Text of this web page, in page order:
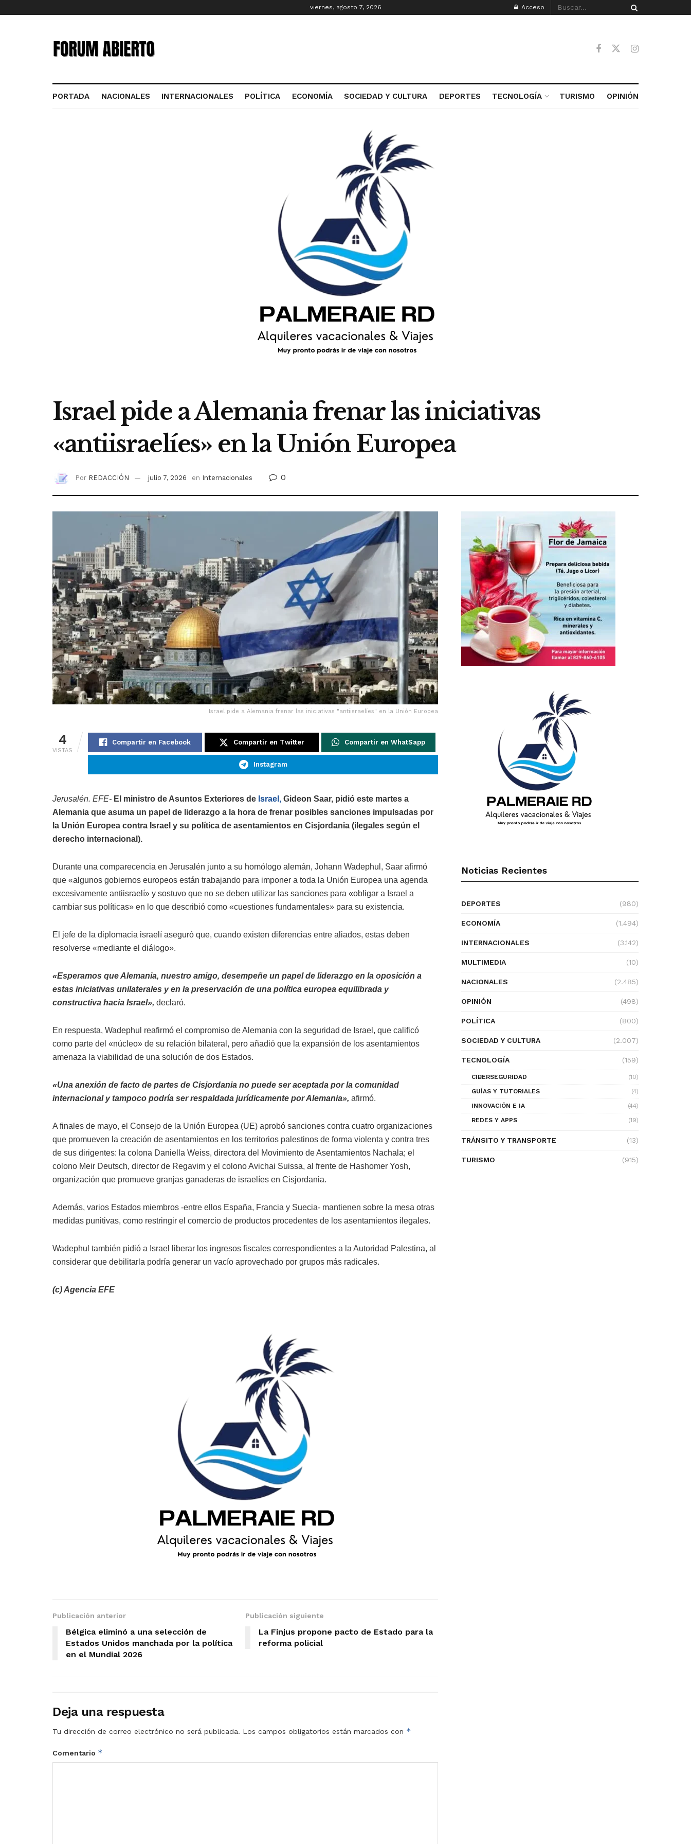
viernes, agosto 7, 2026 Acceso
PORTADA NACIONALES INTERNACIONALES POLÍTICA ECONOMÍA SOCIEDAD Y CULTURA DEPORTES TECNOLOGÍA TURISMO OPINIÓN
Israel pide a Alemania frenar las iniciativas
«antiisraelíes» en la Unión Europea
Por REDACCIÓN julio 7, 2026 en Internacionales 0
Israel pide a Alemania frenar las iniciativas "antiisraelíes" en la Unión Europea
4
VISTAS
Compartir en Facebook Compartir en Twitter Compartir en WhatSapp
Instagram
Jerusalén. EFE- El ministro de Asuntos Exteriores de Israel, Gideon Saar, pidió este martes a
Alemania que asuma un papel de liderazgo a la hora de frenar posibles sanciones impulsadas por
la Unión Europea contra Israel y su política de asentamientos en Cisjordania (ilegales según el
derecho internacional).
Durante una comparecencia en Jerusalén junto a su homólogo alemán, Johann Wadephul, Saar afirmó
que «algunos gobiernos europeos están trabajando para imponer a toda la Unión Europea una agenda
excesivamente antiisraelí» y sostuvo que no se deben utilizar las sanciones para «obligar a Israel a
cambiar sus políticas» en lo que describió como «cuestiones fundamentales» para su existencia.
El jefe de la diplomacia israelí aseguró que, cuando existen diferencias entre aliados, estas deben
resolverse «mediante el diálogo».
«Esperamos que Alemania, nuestro amigo, desempeñe un papel de liderazgo en la oposición a
estas iniciativas unilaterales y en la preservación de una política europea equilibrada y
constructiva hacia Israel», declaró.
En respuesta, Wadephul reafirmó el compromiso de Alemania con la seguridad de Israel, que calificó
como parte del «núcleo» de su relación bilateral, pero añadió que la expansión de los asentamientos
amenaza la viabilidad de una solución de dos Estados.
«Una anexión de facto de partes de Cisjordania no puede ser aceptada por la comunidad
internacional y tampoco podría ser respaldada jurídicamente por Alemania», afirmó.
A finales de mayo, el Consejo de la Unión Europea (UE) aprobó sanciones contra cuatro organizaciones
que promueven la creación de asentamientos en los territorios palestinos de forma violenta y contra tres
de sus dirigentes: la colona Daniella Weiss, directora del Movimiento de Asentamientos Nachala; el
colono Meir Deutsch, director de Regavim y el colono Avichai Suissa, al frente de Hashomer Yosh,
organización que promueve granjas ganaderas de israelíes en Cisjordania.
Además, varios Estados miembros -entre ellos España, Francia y Suecia- mantienen sobre la mesa otras
medidas punitivas, como restringir el comercio de productos procedentes de los asentamientos ilegales.
Wadephul también pidió a Israel liberar los ingresos fiscales correspondientes a la Autoridad Palestina, al
considerar que debilitarla podría generar un vacío aprovechado por grupos más radicales.
(c) Agencia EFE
Publicación anterior
Bélgica eliminó a una selección de
Estados Unidos manchada por la política
en el Mundial 2026
Publicación siguiente
La Finjus propone pacto de Estado para la
reforma policial
Deja una respuesta
Tu dirección de correo electrónico no será publicada. Los campos obligatorios están marcados con *
Comentario *
Noticias Recientes
DEPORTES (980)
ECONOMÍA (1.494)
INTERNACIONALES (3.142)
MULTIMEDIA (10)
NACIONALES (2.485)
OPINIÓN (498)
POLÍTICA (800)
SOCIEDAD Y CULTURA (2.007)
TECNOLOGÍA (159)
CIBERSEGURIDAD
(10)
GUÍAS Y TUTORIALES
(4)
INNOVACIÓN E IA
(44)
REDES Y APPS
(19)
TRÁNSITO Y TRANSPORTE (13)
TURISMO (915)